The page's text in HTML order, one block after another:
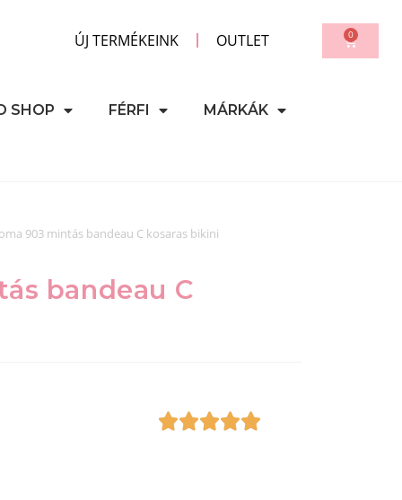
ÚJ TERMÉKEINK OUTLET 0
SHOP FÉRFI MÁRKÁK
903 mintás bandeau C kosaras bikini
bandeau C
